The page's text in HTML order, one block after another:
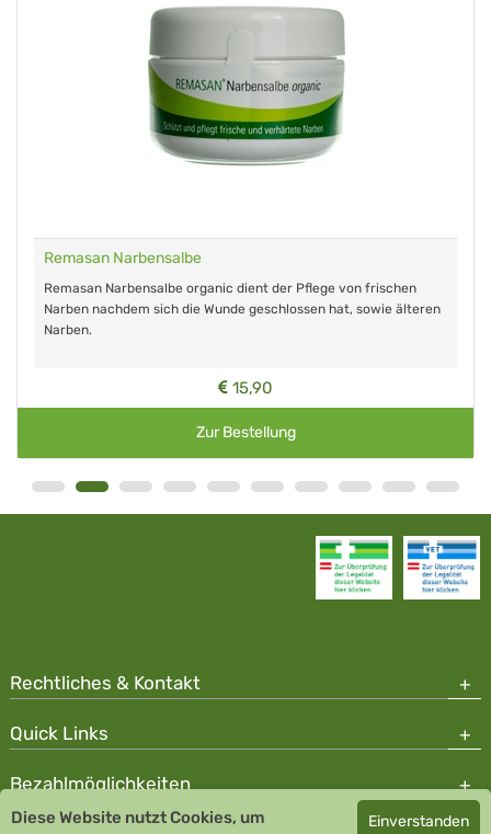
Remasan Narbensalbe
Remasan Narbensalbe organic dient der Pflege von frischen
Narben nachdem sich die Wunde geschlossen hat, sowie älteren
Narben.
15,90
Zur Bestellung
Rechtliches & Kontakt
Quick Links
Bezahlmöglichkeiten
Diese Website nutzt Cookies, um Einverstanden